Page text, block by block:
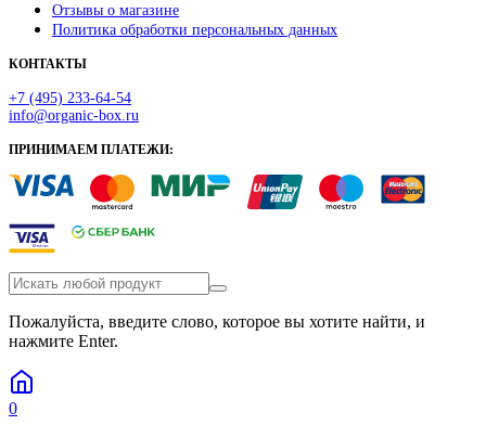
Отзывы о магазине
Политика обработки персональных данных
КОНТАКТЫ
+7 (495) 233-64-54
info@organic-box.ru
ПРИНИМАЕМ ПЛАТЕЖИ:
Пожалуйста, введите слово, которое вы хотите найти, и
нажмите Enter.
0